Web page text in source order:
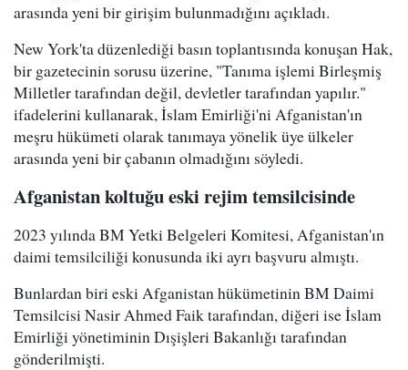
arasında yeni bir girişim bulunmadığını açıkladı.
New York'ta düzenlediği basın toplantısında konuşan Hak,
bir gazetecinin sorusu üzerine, "Tanıma işlemi Birleşmiş
Milletler tarafından değil, devletler tarafından yapılır."
ifadelerini kullanarak, İslam Emirliği'ni Afganistan'ın
meşru hükümeti olarak tanımaya yönelik üye ülkeler
arasında yeni bir çabanın olmadığını söyledi.
Afganistan koltuğu eski rejim temsilcisinde
2023 yılında BM Yetki Belgeleri Komitesi, Afganistan'ın
daimi temsilciliği konusunda iki ayrı başvuru almıştı.
Bunlardan biri eski Afganistan hükümetinin BM Daimi
Temsilcisi Nasir Ahmed Faik tarafından, diğeri ise İslam
Emirliği yönetiminin Dışişleri Bakanlığı tarafından
gönderilmişti.